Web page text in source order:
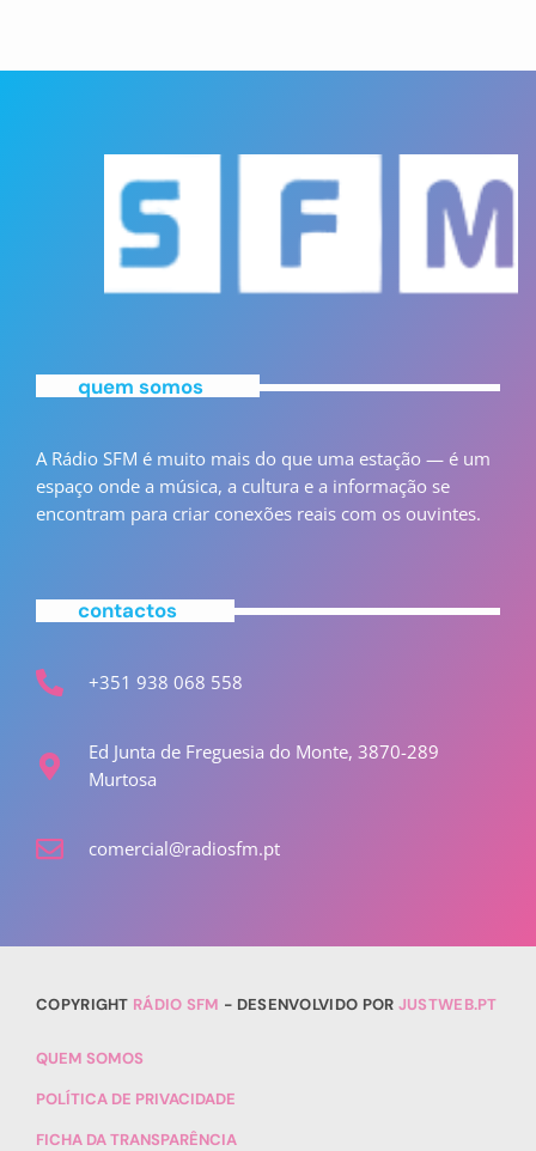
quem somos
A Rádio SFM é muito mais do que uma estação — é um
espaço onde a música, a cultura e a informação se
encontram para criar conexões reais com os ouvintes.
contactos
+351 938 068 558
Ed Junta de Freguesia do Monte, 3870-289
Murtosa
comercial@radiosfm.pt
COPYRIGHT RÁDIO SFM - DESENVOLVIDO POR JUSTWEB.PT
QUEM SOMOS
POLÍTICA DE PRIVACIDADE
FICHA DA TRANSPARÊNCIA